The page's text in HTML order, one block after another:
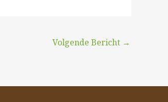
Volgende Bericht →